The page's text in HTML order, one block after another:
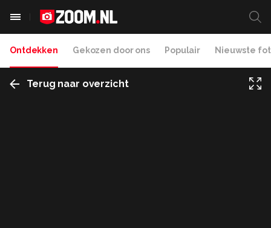
Ontdekken Gekozen door ons Populair Nieuwste
Terug naar overzicht